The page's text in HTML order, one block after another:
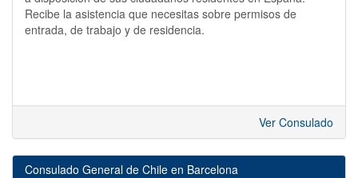
Recibe la asistencia que necesitas sobre permisos de
entrada, de trabajo y de residencia.
Ver Consulado
Consulado General de Chile en Barcelona